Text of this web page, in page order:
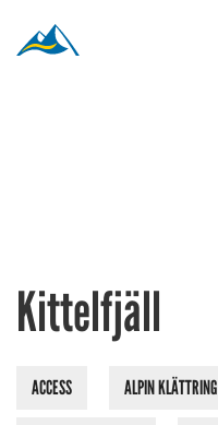
Kittelfjäll
ACCESS ALPIN KLÄTTRING